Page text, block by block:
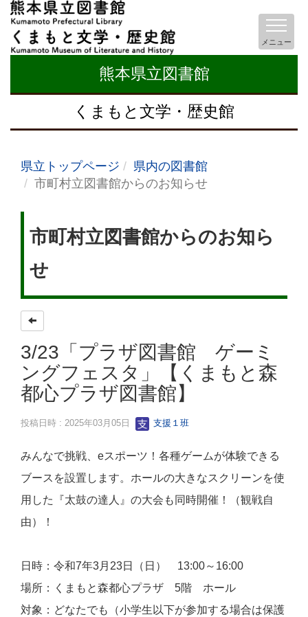
熊本県立図書館
くまもと文学・歴史館
メニュー
県立トップページ
県内の図書館
市町村立図書館からのお知らせ
市町村立図書館からのお知ら
せ
3/23「プラザ図書館 ゲーミ
ングフェスタ」【くまもと森
都心プラザ図書館】
投稿日時 : 2025年03月05日 支援１班
みんなで挑戦、eスポーツ！各種ゲームが体験できる
ブースを設置します。ホールの大きなスクリーンを使
用した『太鼓の達人』の大会も同時開催！（観戦自
由）！
日時：令和7年3月23日（日） 13:00～16:00
場所：くまもと森都心プラザ 5階 ホール
対象：どなたでも（小学生以下が参加する場合は保護